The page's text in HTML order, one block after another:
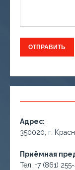
Адрес:
350020, г.
Приёмная
Тел. +7 (861)